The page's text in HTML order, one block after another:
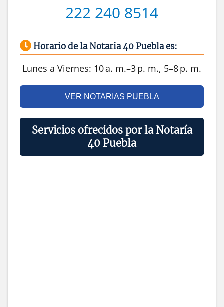
222 240 8514
Horario de la Notaria 40 Puebla es:
Lunes a Viernes: 10 a. m.–3 p. m., 5–8 p. m.
VER NOTARIAS PUEBLA
Servicios ofrecidos por la Notaría
40 Puebla